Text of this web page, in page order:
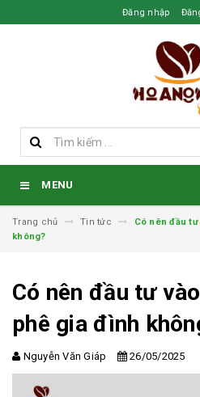
Đăng nhập
MENU
Trang chủ Tin tức
Có nên đầu
không?
Có nên đầu tư
phê gia đình
Nguyễn Văn Giáp 26/05/2025